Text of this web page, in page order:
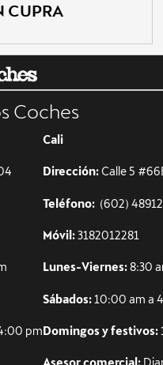
CUPRA
Coches
pm
Cali
Dirección:Calle 5
Teléfono:(602)
Móvil:3182012281
Lunes-Viernes:8:30
Sábados:10:00 am a
Domingos y festivos: